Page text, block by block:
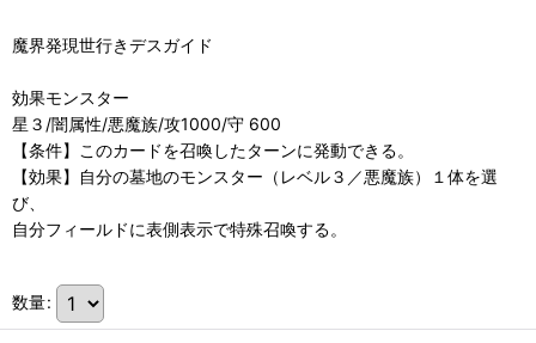
魔界発現世行きデスガイド
効果モンスター
星３/闇属性/悪魔族/攻1000/守 600
【条件】このカードを召喚したターンに発動できる。
【効果】自分の墓地のモンスター（レベル３／悪魔族）１体を選
び、
自分フィールドに表側表示で特殊召喚する。
数量: